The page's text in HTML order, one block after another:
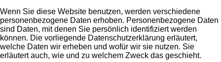
Wenn Sie diese Website benutzen, werden verschiedene
personenbezogene Daten erhoben. Personenbezogene Daten
sind Daten, mit denen Sie persönlich identifiziert werden
können. Die vorliegende Datenschutzerklärung erläutert,
welche Daten wir erheben und wofür wir sie nutzen. Sie
erläutert auch, wie und zu welchem Zweck das geschieht.